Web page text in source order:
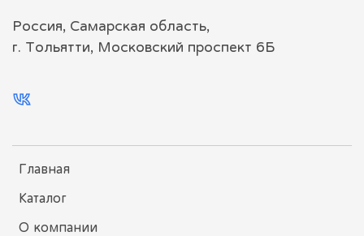
Главная
Каталог
О компании
Россия, Самарская область,
г. Тольятти, Московский проспект 6Б